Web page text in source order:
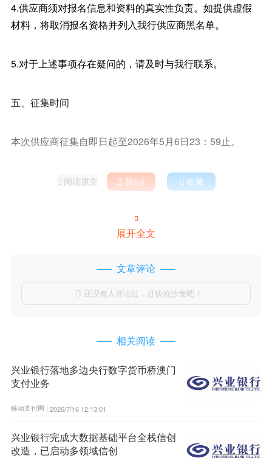
4.供应商须对报名信息和资料的真实性负责。如提供虚假
材料，将取消报名资格并列入我行供应商黑名单。
5.对于上述事项存在疑问的，请及时与我行联系。
五、征集时间
本次供应商征集自即日起至2026年5月6日23：59止。
 阅读原文  赞()  收藏

展开全文
文章评论
 还没有人评论过，赶快抢沙发吧！
相关阅读
兴业银行落地多边央行数字货币桥澳门
支付业务
移动支付网 | 2026/7/16 12:13:01
兴业银行完成大数据基础平台全栈信创
改造，已启动多领域信创